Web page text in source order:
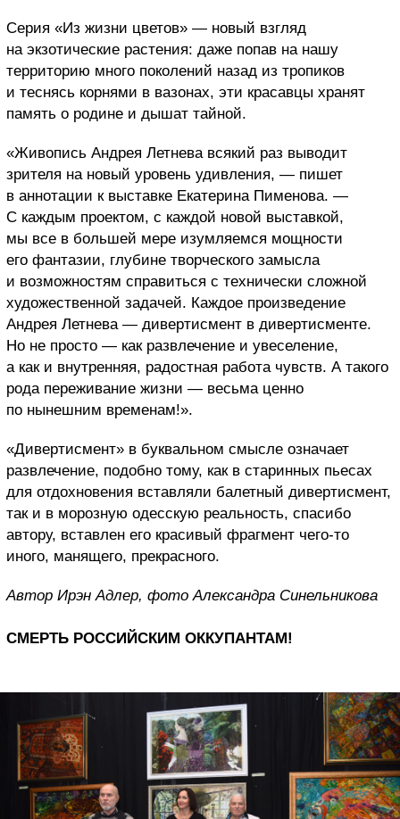
Серия «Из жизни цветов» — новый взгляд
на экзотические растения: даже попав на нашу
территорию много поколений назад из тропиков
и теснясь корнями в вазонах, эти красавцы хранят
память о родине и дышат тайной.
«Живопись Андрея Летнева всякий раз выводит
зрителя на новый уровень удивления, — пишет
в аннотации к выставке Екатерина Пименова. —
С каждым проектом, с каждой новой выставкой,
мы все в большей мере изумляемся мощности
его фантазии, глубине творческого замысла
и возможностям справиться с технически сложной
художественной задачей. Каждое произведение
Андрея Летнева — дивертисмент в дивертисменте.
Но не просто — как развлечение и увеселение,
а как и внутренняя, радостная работа чувств. А такого
рода переживание жизни — весьма ценно
по нынешним временам!».
«Дивертисмент» в буквальном смысле означает
развлечение, подобно тому, как в старинных пьесах
для отдохновения вставляли балетный дивертисмент,
так и в морозную одесскую реальность, спасибо
автору, вставлен его красивый фрагмент чего-то
иного, манящего, прекрасного.
Автор Ирэн Адлер, фото Александра Синельникова
СМЕРТЬ РОССИЙСКИМ ОККУПАНТАМ!